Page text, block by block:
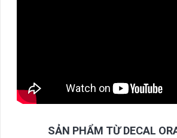
SẢN PHẨM TỪ DECAL